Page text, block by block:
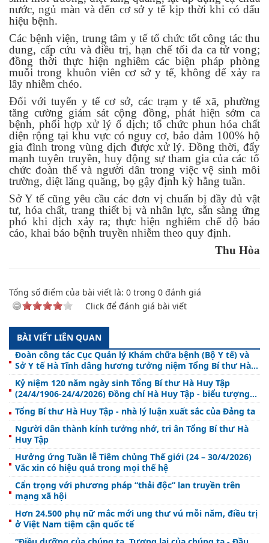
nước, ngủ màn và đến cơ sở y tế kịp thời khi có dấu
hiệu bệnh.
Các bệnh viện, trung tâm y tế tổ chức tốt công tác thu
dung, cấp cứu và điều trị, hạn chế tối đa ca tử vong;
đồng thời thực hiện nghiêm các biện pháp phòng
muỗi trong khuôn viên cơ sở y tế, không để xảy ra
lây nhiễm chéo.
Đối với tuyến y tế cơ sở, các trạm y tế xã, phường
tăng cường giám sát cộng đồng, phát hiện sớm ca
bệnh, phối hợp xử lý ổ dịch; tổ chức phun hóa chất
diện rộng tại khu vực có nguy cơ, bảo đảm 100% hộ
gia đình trong vùng dịch được xử lý. Đồng thời, đẩy
mạnh tuyên truyền,huy động sự tham gia của các tổ
chức đoàn thể và người dân trong việc vệ sinh môi
trường, diệt lăng quăng, bọ gậy định kỳ hằng tuần.
Sở Y tế cũng yêu cầu các đơn vị chuẩn bị đầy đủ vật
tư, hóa chất, trang thiết bị và nhân lực, sẵn sàng ứng
phó khi dịch xảy ra; thực hiện nghiêm chế độ báo
cáo, khai báo bệnh truyền nhiễm theo quy định.
Thu Hòa
Tổng số điểm của bài viết là: 0 trong 0 đánh giá
Click để đánh giá bài viết
BÀI VIẾT LIÊN QUAN
Đoàn công tác Cục Quản lý Khám chữa bệnh (Bộ Y tế) và
Sở Y tế Hà Tĩnh dâng hương tưởng niệm Tổng Bí thư Hà
Huy Tập
Kỷ niệm 120 năm ngày sinh Tổng Bí thư Hà Huy Tập
(24/4/1906-24/4/2026) Đồng chí Hà Huy Tập - biểu tượng
sáng ngời về khí phách cách mạng
Tổng Bí thư Hà Huy Tập - nhà lý luận xuất sắc của Đảng ta
Người dân thành kính tưởng nhớ, tri ân Tổng Bí thư Hà
Huy Tập
Hưởng ứng Tuần lễ Tiêm chủng Thế giới (24 – 30/4/2026)
Vắc xin có hiệu quả trong mọi thế hệ
Cẩn trọng với phương pháp “thải độc” lan truyền trên
mạng xã hội
Hơn 24.500 phụ nữ mắc mới ung thư vú mỗi năm, điều trị
ở Việt Nam tiệm cận quốc tế